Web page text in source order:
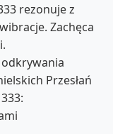
rezonuje z
Zachęca
Przesłań